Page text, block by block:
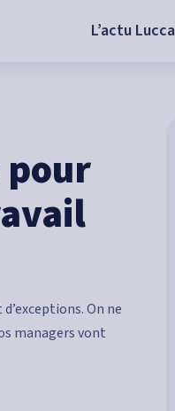
L’actu Lucca
pour
On ne
managers vont